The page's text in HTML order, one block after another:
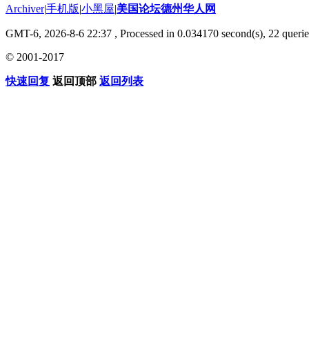
Archiver|手机版|小黑屋|美国论坛德州华人网
GMT-6, 2026-8-6 22:37 , Processed in 0.034170 second(s), 22
© 2001-2017
快速回复 返回顶部 返回列表